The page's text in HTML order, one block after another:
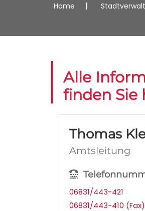
Home
Alle
finden Sie
Thomas
Amtsleitung
06831/443-421
06831/443-410 (Fax)